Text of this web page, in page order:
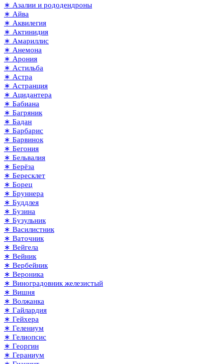
∗ Азалии и рододендроны
∗ Айва
∗ Аквилегия
∗ Актинидия
∗ Амариллис
∗ Анемона
∗ Арония
∗ Астильба
∗ Астра
∗ Астранция
∗ Ацидантера
∗ Бабиана
∗ Багряник
∗ Бадан
∗ Барбарис
∗ Барвинок
∗ Бегония
∗ Бельвалия
∗ Берёза
∗ Бересклет
∗ Борец
∗ Бруннера
∗ Буддлея
∗ Бузина
∗ Бузульник
∗ Василистник
∗ Ваточник
∗ Вейгела
∗ Вейник
∗ Вербейник
∗ Вероника
∗ Виноградовник железистый
∗ Вишня
∗ Волжанка
∗ Гайлардия
∗ Гейхера
∗ Гелениум
∗ Гелиопсис
∗ Георгин
∗ Гераниум